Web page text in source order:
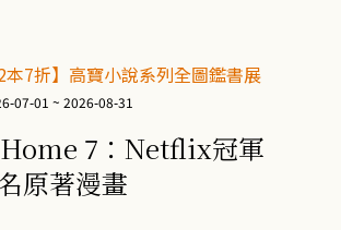
2本7折】高寶小說系列全圖鑑書展
07-01 ~ 2026-08-31
7：Netflix冠軍
原著漫畫